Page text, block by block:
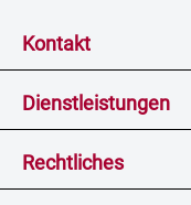
Kontakt
Dienstleistungen
Rechtliches